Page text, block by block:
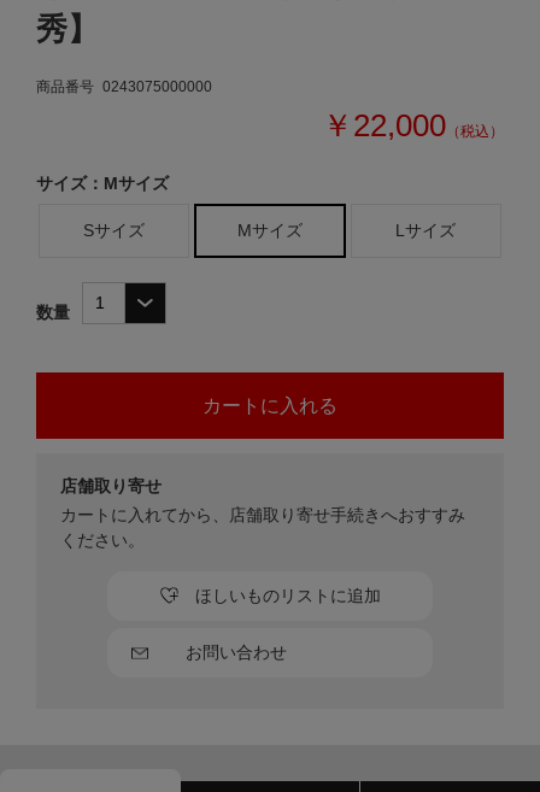
秀】
商品番号 0243075000000
￥22,000 （税込）
サイズ：Mサイズ
Sサイズ Mサイズ Lサイズ
数量
お問い合わせ
ほしいものリストに追加
店舗取り寄せ
カートに入れてから、店舗取り寄せ手続きへおすすみ
ください。